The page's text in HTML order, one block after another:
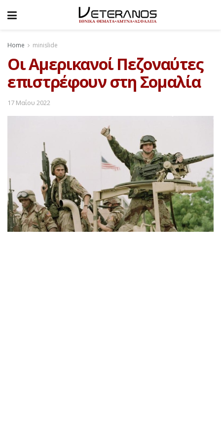
Home minislide
Οι Αμερικανοί Πεζοναύτες
επιστρέφουν στη Σομαλία
17 Μαΐου 2022